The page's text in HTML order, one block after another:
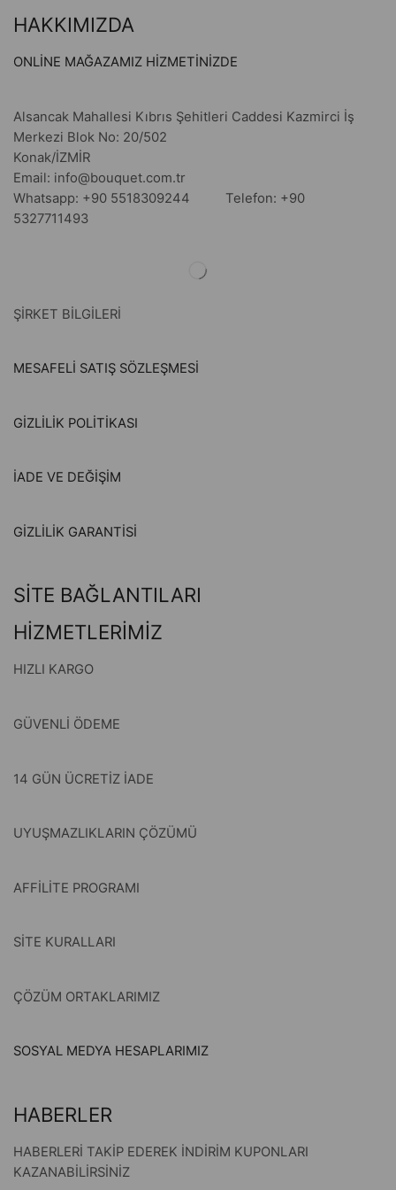
HAKKIMIZDA
ONLİNE MAĞAZAMIZ HİZMETİNİZDE
Alsancak Mahallesi Kıbrıs Şehitleri Caddesi Kazmirci İş
Merkezi Blok No: 20/502
Konak/İZMİR
Email: info@bouquet.com.tr
Whatsapp: +90 5518309244 Telefon: +90
5327711493
ŞİRKET BİLGİLERİ
MESAFELİ SATIŞ SÖZLEŞMESİ
GİZLİLİK POLİTİKASI
İADE VE DEĞİŞİM
GİZLİLİK GARANTİSİ
SİTE BAĞLANTILARI
HİZMETLERİMİZ
HIZLI KARGO
GÜVENLİ ÖDEME
14 GÜN ÜCRETİZ İADE
UYUŞMAZLIKLARIN ÇÖZÜMÜ
AFFİLİTE PROGRAMI
SİTE KURALLARI
ÇÖZÜM ORTAKLARIMIZ
SOSYAL MEDYA HESAPLARIMIZ
HABERLER
HABERLERİ TAKİP EDEREK İNDİRİM KUPONLARI
KAZANABİLİRSİNİZ